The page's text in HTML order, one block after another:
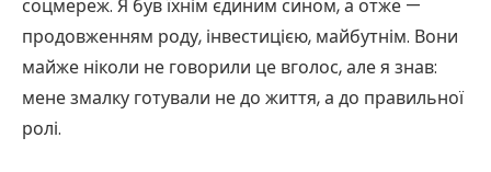
соцмереж. Я був їхнім єдиним сином, а отже —
продовженням роду, інвестицією, майбутнім. Вони
майже ніколи не говорили це вголос, але я знав:
мене змалку готували не до життя, а до правильної
ролі.